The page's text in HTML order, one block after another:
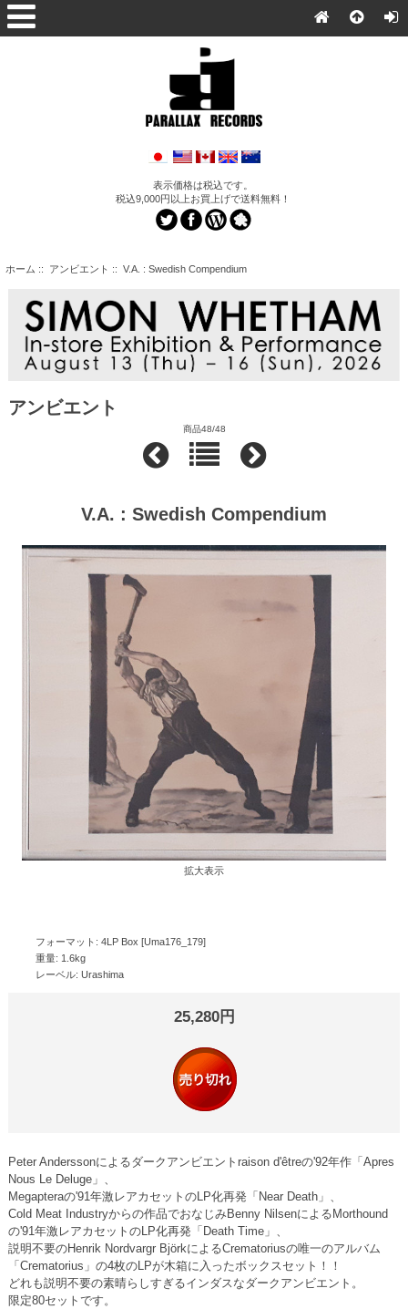
表示価格は税込です。
税込9,000円以上お買上げで送料無料！
ホーム :: アンビエント :: V.A. : Swedish Compendium
アンビエント
商品48/48
V.A. : Swedish Compendium
拡大表示
フォーマット: 4LP Box [Uma176_179]
重量: 1.6kg
レーベル: Urashima
25,280円
Peter Anderssonによるダークアンビエントraison d'êtreの'92年作「Apres
Nous Le Deluge」、
Megapteraの'91年激レアカセットのLP化再発「Near Death」、
Cold Meat Industryからの作品でおなじみBenny NilsenによるMorthound
の'91年激レアカセットのLP化再発「Death Time」、
説明不要のHenrik Nordvargr BjörkによるCrematoriusの唯一のアルバム
「Crematorius」の4枚のLPが木箱に入ったボックスセット！！
どれも説明不要の素晴らしすぎるインダスなダークアンビエント。
限定80セットです。